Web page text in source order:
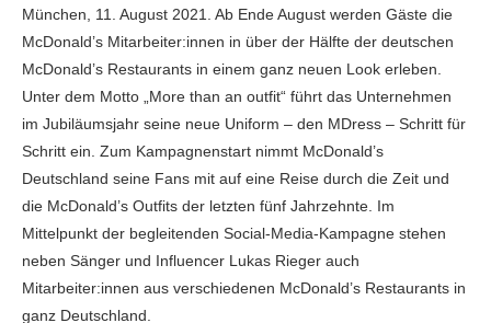
München, 11. August 2021. Ab Ende August werden Gäste die
McDonald’s Mitarbeiter:innen in über der Hälfte der deutschen
McDonald’s Restaurants in einem ganz neuen Look erleben.
Unter dem Motto „More than an outfit“ führt das Unternehmen
im Jubiläumsjahr seine neue Uniform – den MDress – Schritt für
Schritt ein. Zum Kampagnenstart nimmt McDonald’s
Deutschland seine Fans mit auf eine Reise durch die Zeit und
die McDonald’s Outfits der letzten fünf Jahrzehnte. Im
Mittelpunkt der begleitenden Social-Media-Kampagne stehen
neben Sänger und Influencer Lukas Rieger auch
Mitarbeiter:innen aus verschiedenen McDonald’s Restaurants in
ganz Deutschland.